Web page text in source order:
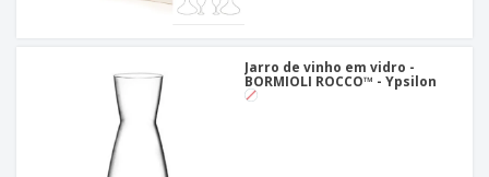
Jarro de vinho em vidro -
BORMIOLI ROCCO™ - Ypsilon